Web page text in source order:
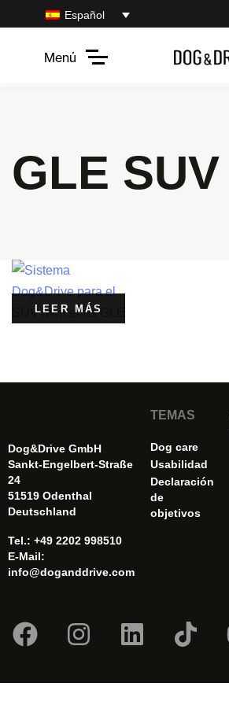
Español
Menú
GLE SUV
LEER MÁS
Dog&Drive GmbH
Sankt-Engelbert-Straße
24
51519 Odenthal
Deutschland
Tel.: +49 2202 998510
E-Mail:
info@doganddrive.com
TEMAS
Dog care
Usabilidad
Declaración
de
objetivos